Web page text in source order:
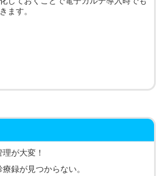
ます。
が大変！
録が見つからない。